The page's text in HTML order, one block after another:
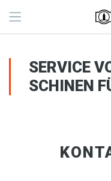
SERVICE
SCHINEN